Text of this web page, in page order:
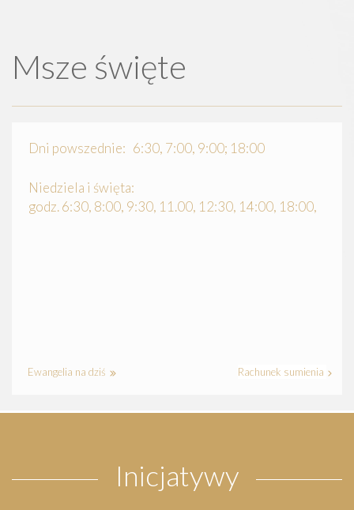
Msze święte
Dni powszednie: 6:30, 7:00, 9:00; 18:00
Niedziela i święta:
godz. 6:30, 8:00, 9:30, 11.00, 12:30, 14:00, 18:00,
Ewangelia na dziś Rachunek sumienia
Inicjatywy